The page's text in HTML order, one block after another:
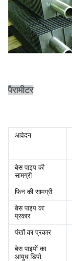
पैरामीटर
आवेदन
बेस पाइप की
सामग्री
फिन की सामग्री
बेस पाइप का
प्रकार
पंखों का प्रकार
बेस पाइपों का
आयुध डिपो